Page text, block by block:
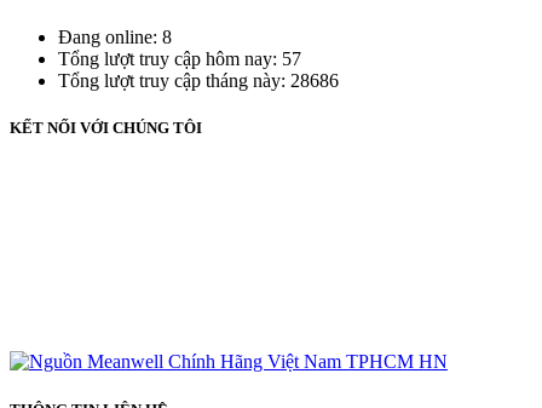
Đang online: 8
Tổng lượt truy cập hôm nay: 57
Tổng lượt truy cập tháng này: 28686
KẾT NỐI VỚI CHÚNG TÔI